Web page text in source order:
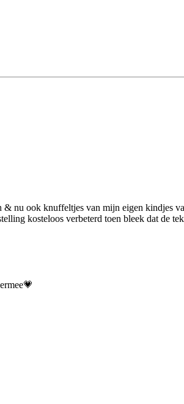
nu ook knuffeltjes van mijn eigen kindjes
kosteloos verbeterd toen bleek dat de